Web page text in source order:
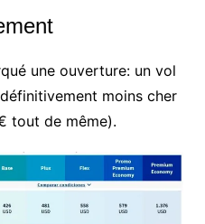
une ouverture: un vol
moins cher
tout de même).